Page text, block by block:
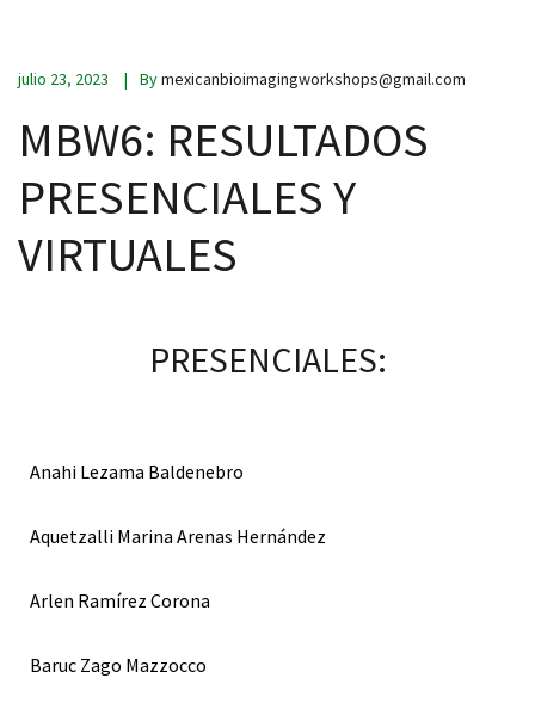
julio 23, 2023 Bymexicanbioimagingworkshops@gmail.com
MBW6: RESULTADOS
PRESENCIALES Y
VIRTUALES
PRESENCIALES:
Anahi Lezama Baldenebro
Aquetzalli Marina Arenas Hernández
Arlen Ramírez Corona
Baruc Zago Mazzocco